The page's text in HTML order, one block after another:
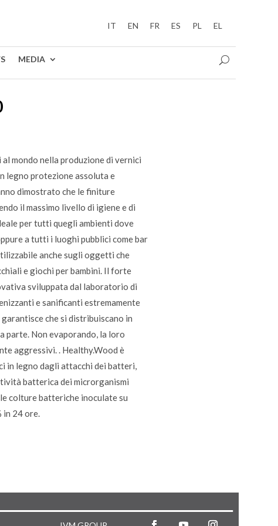
IT EN FR ES PL EL
MEDIA
mondo nella produzione di vernici
legno protezione assoluta e
dimostrato che le finiture
il massimo livello di igiene e di
per tutti quegli ambienti dove
a tutti i luoghi pubblici come bar
anche sugli oggetti che
e giochi per bambini. Il forte
sviluppata dal laboratorio di
e sanificanti estremamente
che si distribuiscano in
parte. Non evaporando, la loro
aggressivi. . Healthy.Wood è
in legno dagli attacchi dei batteri,
batterica dei microrganismi
colture batteriche inoculate su
in 24 ore.